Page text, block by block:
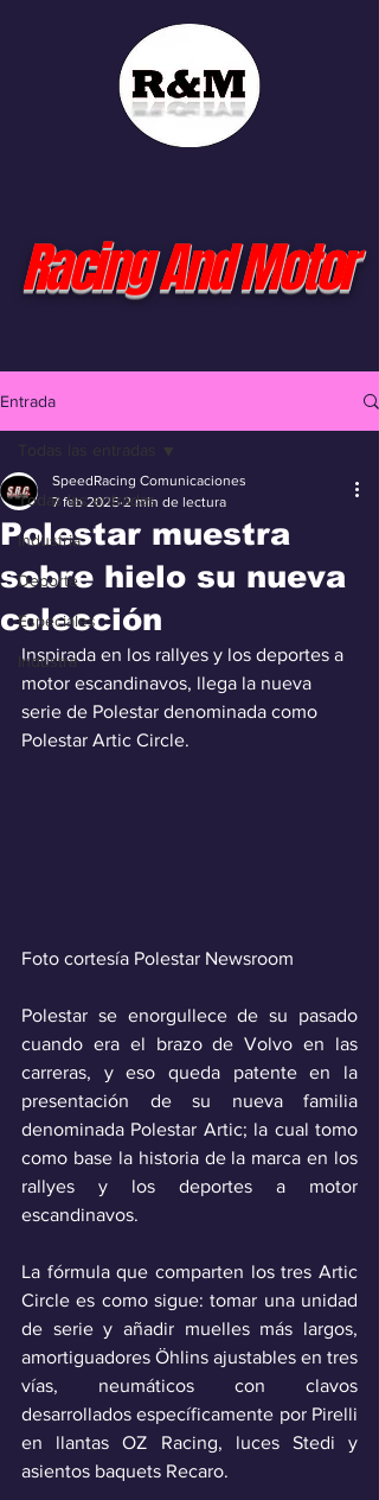
Racing And Motor
Entrada
Todas las entradas
Industria
Deporte
Especiales
Industra
Todas las entradas
Polestar muestra
sobre hielo su nueva
colección
SpeedRacing Comunicaciones
7 feb 2025 2 min de lectura
Inspirada en los rallyes y los deportes a
motor escandinavos, llega la nueva
serie de Polestar denominada como
Polestar Artic Circle.
Foto cortesía Polestar Newsroom
Polestar se enorgullece de su pasado
cuando era el brazo de Volvo en las
carreras, y eso queda patente en la
presentación de su nueva familia
denominada Polestar Artic; la cual tomo
como base la historia de la marca en los
rallyes y los deportes a motor
escandinavos.
La fórmula que comparten los tres Artic
Circle es como sigue: tomar una unidad
de serie y añadir muelles más largos,
amortiguadores Öhlins ajustables en tres
vías, neumáticos con clavos
desarrollados específicamente por Pirelli
en llantas OZ Racing, luces Stedi y
asientos baquets Recaro.